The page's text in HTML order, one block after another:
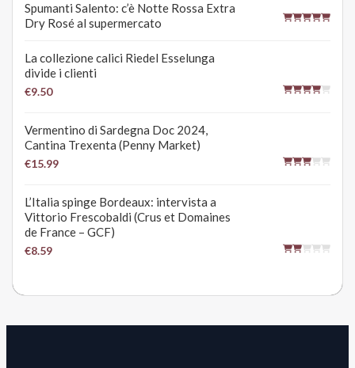
Spumanti Salento: c’è Notte Rossa Extra
Dry Rosé al supermercato
La collezione calici Riedel Esselunga
divide i clienti
€9.50
Vermentino di Sardegna Doc 2024,
Cantina Trexenta (Penny Market)
€15.99
L’Italia spinge Bordeaux: intervista a
Vittorio Frescobaldi (Crus et Domaines
de France – GCF)
€8.59